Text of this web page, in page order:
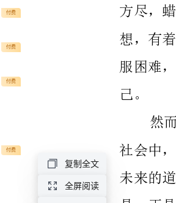
付费
付费
付费
付费
复制全文
全屏阅读